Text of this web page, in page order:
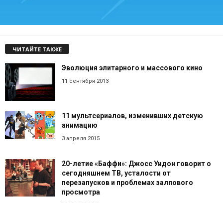
ЧИТАЙТЕ ТАКЖЕ
Эволюция элитарного и массового кино
11 сентября 2013
11 мультсериалов, изменивших детскую
анимацию
3 апреля 2015
20-летие «Баффи»: Джосс Уидон говорит о
сегодняшнем ТВ, усталости от
перезапусков и проблемах залпового
просмотра